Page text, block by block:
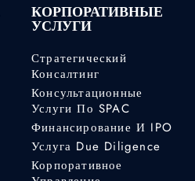
КОРПОРАТИВНЫЕ
УСЛУГИ
Стратегический
Консалтинг
Консультационные
Услуги По SPAC
Финансирование И IPO
Услуга Due Diligence
Корпоративное